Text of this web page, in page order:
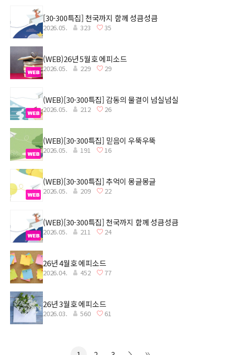
[30-300특집] 천국까지 함께 성큼성큼
2026.05. 323 35
(WEB)26년 5월호 에피소드
2026.05. 229 29
(WEB)[30-300특집] 감동의 물결이 넘실넘실
2026.05. 212 26
(WEB)[30-300특집] 믿음이 우뚝우뚝
2026.05. 191 16
(WEB)[30-300특집] 추억이 몽글몽글
2026.05. 209 22
(WEB)[30-300특집] 천국까지 함께 성큼성큼
2026.05. 211 24
26년 4월호 에피소드
2026.04. 452 77
26년 3월호 에피소드
2026.03. 560 61